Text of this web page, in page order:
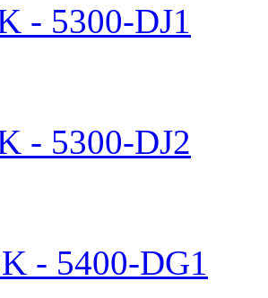
- 5300-DJ1
- 5300-DJ2
- 5400-DG1